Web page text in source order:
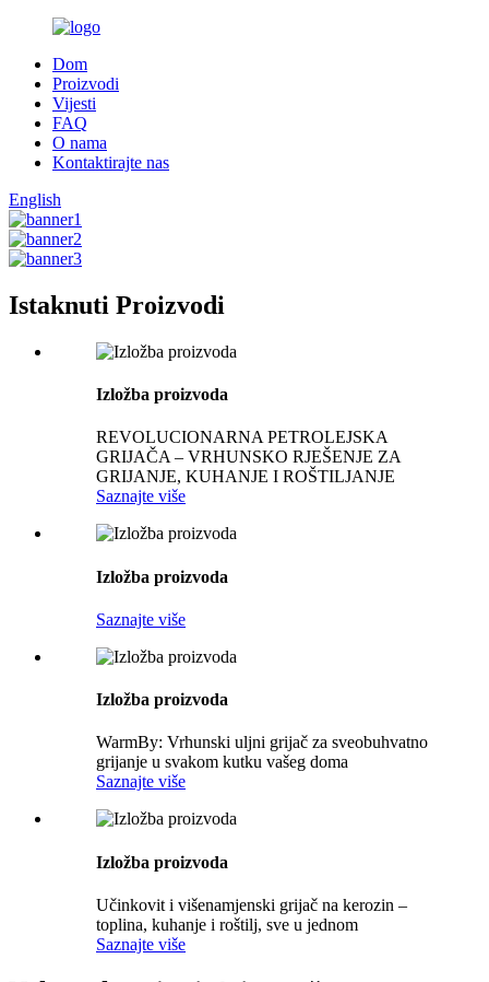
Dom
Proizvodi
Vijesti
FAQ
O nama
Kontaktirajte nas
English
Istaknuti Proizvodi
Izložba proizvoda
REVOLUCIONARNA PETROLEJSKA
GRIJAČA – VRHUNSKO RJEŠENJE ZA
GRIJANJE, KUHANJE I ROŠTILJANJE
Saznajte više
Izložba proizvoda
Saznajte više
Izložba proizvoda
WarmBy: Vrhunski uljni grijač za sveobuhvatno
grijanje u svakom kutku vašeg doma
Saznajte više
Izložba proizvoda
Učinkovit i višenamjenski grijač na kerozin –
toplina, kuhanje i roštilj, sve u jednom
Saznajte više